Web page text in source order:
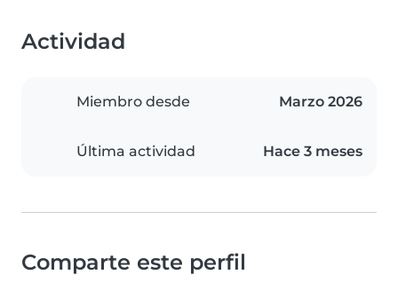
Actividad
Miembro desde Marzo 2026
Última actividad Hace 3 meses
Comparte este perfil